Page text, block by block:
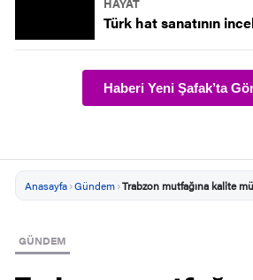
Türk hat sanatının
Haberi Yeni Şafak’ta